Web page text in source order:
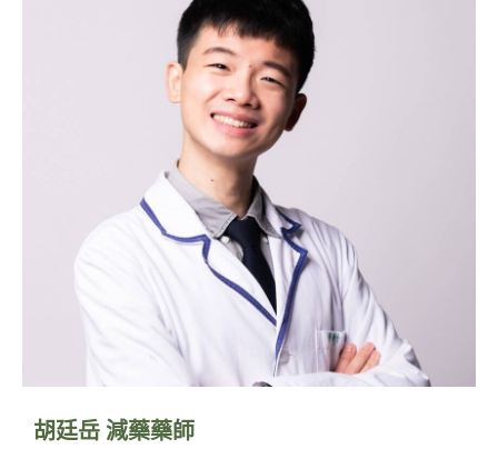
胡廷岳 減藥藥師